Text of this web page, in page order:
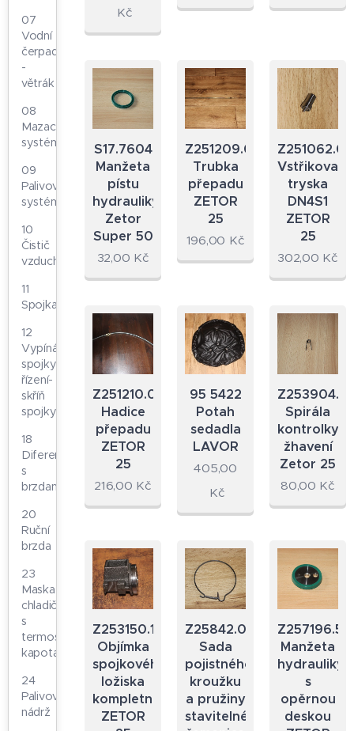
07
Vodní
čerpadlo
-
větrák
08
Mazací
systém
09
Palivový
systém
10
Čistič
vzduchu
11
Spojka
12
Vypínání
spojky-
řízení-
skříň
spojky
18
Diferenciál
s
brzdami
20
Ruční
brzda
23
Maska-
chladič
s
termostatem-
kapota
24
Palivová
nádrž
Kč
S17.7604
Manžeta
pístu
hydrauliky
Zetor
Super 50
32,00 Kč
Z251209.09
Trubka
přepadu
ZETOR
25
196,00 Kč
Z251062.09
Vstřikovací
tryska
DN4S1
ZETOR
25
302,00 Kč
Z251210.09
Hadice
přepadu
ZETOR
25
216,00 Kč
95 5422
Potah
sedadla
LAVOR
405,00
Kč
Spirála
kontrolky
žhavení
Zetor 25
80,00 Kč
Z253150.12A
Objímka
spojkového
ložiska
kompletní
ZETOR
Z25842.07A
Sada
pojistného
kroužku
a pružiny
stavitelné
Z257196.50
Manžeta
hydrauliky
s
opěrnou
deskou